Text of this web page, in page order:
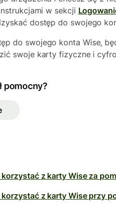
w sekcji
dostęp do swojego
do swojego konta Wise,
swoje karty fizyczne i
pomocny?
z karty Wise za
z karty Wise przy